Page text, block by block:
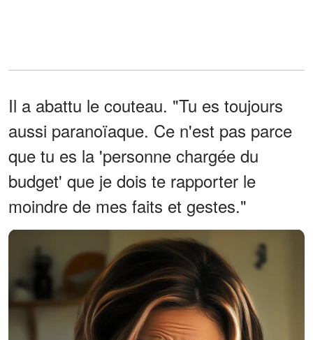
Il a abattu le couteau. "Tu es toujours
aussi paranoïaque. Ce n'est pas parce
que tu es la 'personne chargée du
budget' que je dois te rapporter le
moindre de mes faits et gestes."